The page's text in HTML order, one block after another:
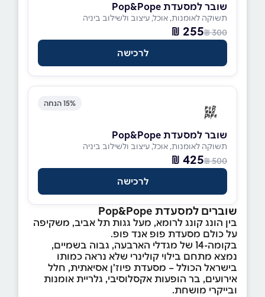
שובר למסעדת Pop&Pope
תשוקה לאומנות, אוכל, עיצוב ולשילוב ביניה
300 ₪
255 ₪
לרכישה
15% הנחה
שובר למסעדת Pop&Pope
תשוקה לאומנות, אוכל, עיצוב ולשילוב ביניה
500 ₪
425 ₪
לרכישה
שוברים למסעדת Pop&Pope
בין הונג קונג לרומא, מעל גגות תל אביב, משקיפה
על כולם מסעדת פופ אנד פופ.
בקומה-14 של מגדלי הארבעה, גבוה בשמיים,
נמצא מתחם בילוי קולינרי שלא נראה כמותו
בישראל הכולל – מסעדת פיוז'ן אסיאתית, חלל
אירועים, בר הופעות אקסלוסיבי, גלריית אומנות
ובייקרי מושחת.